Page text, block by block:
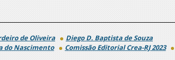
de Oliveira
Diego D. Baptista de Souza
do Nascimento
Comissão Editorial Crea-RJ 2023